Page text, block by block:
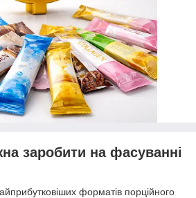
заробити на фасуванні
форматів порційного